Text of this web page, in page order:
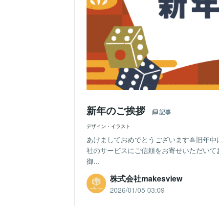
新年のご挨拶 記事
デザイン・イラスト
あけましておめでとうございます🎍旧年
社のサービスにご信頼をお寄せいただい
御...
株式会社makesview
2026/01/05 03:09